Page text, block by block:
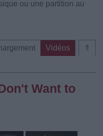
ou une partition au
⇑
Vidéos
Want to